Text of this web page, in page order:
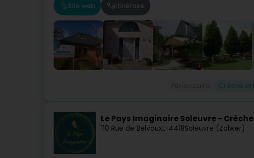
Site web Itinéraire
Le Pays Imaginaire Soleuvre - Crèche
110 Rue de BelvauxL-4418Soleuvre (Zolwer)